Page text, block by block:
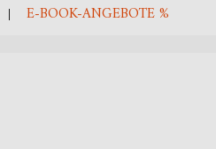
E-BOOK-ANGEBOTE %